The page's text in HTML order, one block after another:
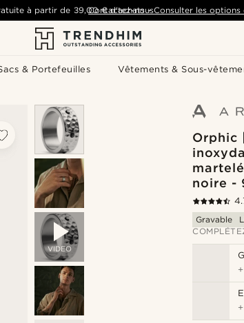
& Portefeuilles Vêtements & Sous-
à partir de 39,00 € d'achats- Consulter les options
Contactez-nous
VIDEO
Orphic
noire -
Gravable